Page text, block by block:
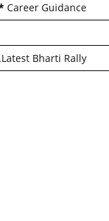
Career Guidance
.Latest Bharti Rally